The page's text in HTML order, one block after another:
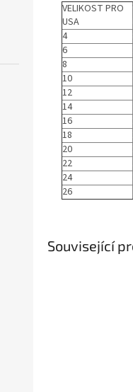
Související
VELIKOST PRO
USA
4
6
8
10
12
14
16
18
20
22
24
26